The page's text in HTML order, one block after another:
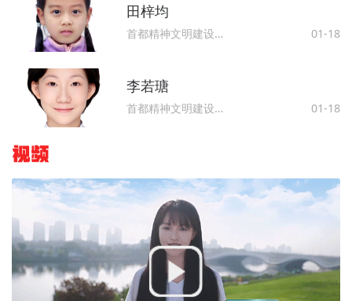
田梓均
首都精神文明建设委员会办公室 01-18
李若瑭
首都精神文明建设委员会办公室 01-18
视频